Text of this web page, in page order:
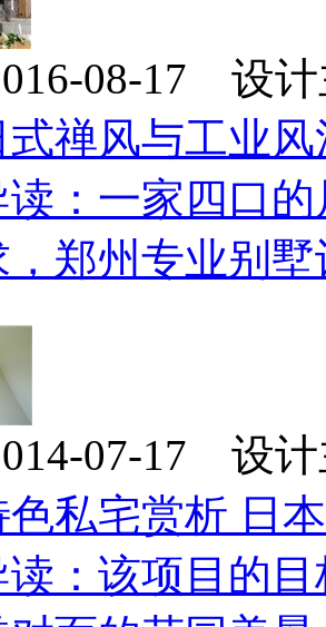
08-17 设
式禅风与工业
读：一家四口
，郑州专业别
07-17 设
色私宅赏析 日
读：该项目的